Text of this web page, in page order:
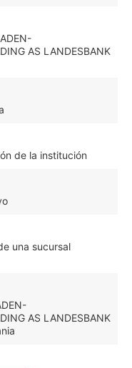
AS LANDESBANK
de la institución
una sucursal
AS LANDESBANK